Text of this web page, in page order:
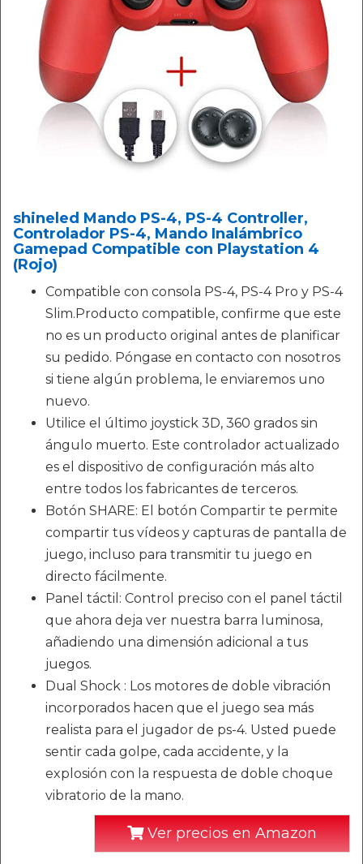
shineled Mando PS-4, PS-4 Controller,
Controlador PS-4, Mando Inalámbrico
Gamepad Compatible con Playstation 4
(Rojo)
Compatible con consola PS-4, PS-4 Pro y PS-4
Slim.Producto compatible, confirme que este
no es un producto original antes de planificar
su pedido. Póngase en contacto con nosotros
si tiene algún problema, le enviaremos uno
nuevo.
Utilice el último joystick 3D, 360 grados sin
ángulo muerto. Este controlador actualizado
es el dispositivo de configuración más alto
entre todos los fabricantes de terceros.
Botón SHARE: El botón Compartir te permite
compartir tus vídeos y capturas de pantalla de
juego, incluso para transmitir tu juego en
directo fácilmente.
Panel táctil: Control preciso con el panel táctil
que ahora deja ver nuestra barra luminosa,
añadiendo una dimensión adicional a tus
juegos.
Dual Shock : Los motores de doble vibración
incorporados hacen que el juego sea más
realista para el jugador de ps-4. Usted puede
sentir cada golpe, cada accidente, y la
explosión con la respuesta de doble choque
vibratorio de la mano.
Ver precios en Amazon